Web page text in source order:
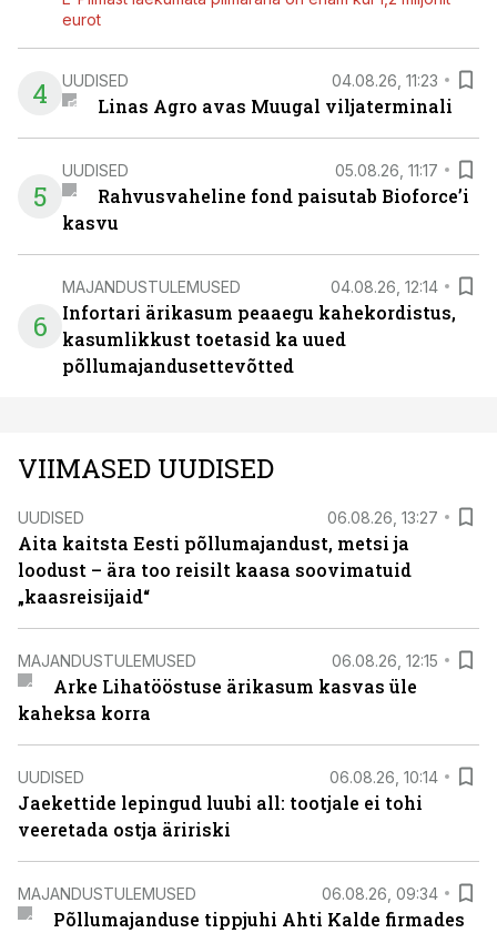
eurot
4 UUDISED 04.08.26, 11:23
Linas Agro avas Muugal viljaterminali
5
UUDISED 05.08.26, 11:17
Rahvusvaheline fond paisutab Bioforce’i
kasvu
6
MAJANDUSTULEMUSED 04.08.26, 12:14
Infortari ärikasum peaaegu kahekordistus,
kasumlikkust toetasid ka uued
põllumajandusettevõtted
VIIMASED UUDISED
UUDISED 06.08.26, 13:27
Aita kaitsta Eesti põllumajandust, metsi ja
loodust – ära too reisilt kaasa soovimatuid
„kaasreisijaid“
MAJANDUSTULEMUSED 06.08.26, 12:15
Arke Lihatööstuse ärikasum kasvas üle
kaheksa korra
UUDISED 06.08.26, 10:14
Jaekettide lepingud luubi all: tootjale ei tohi
veeretada ostja äririski
MAJANDUSTULEMUSED 06.08.26, 09:34
Põllumajanduse tippjuhi Ahti Kalde firmades